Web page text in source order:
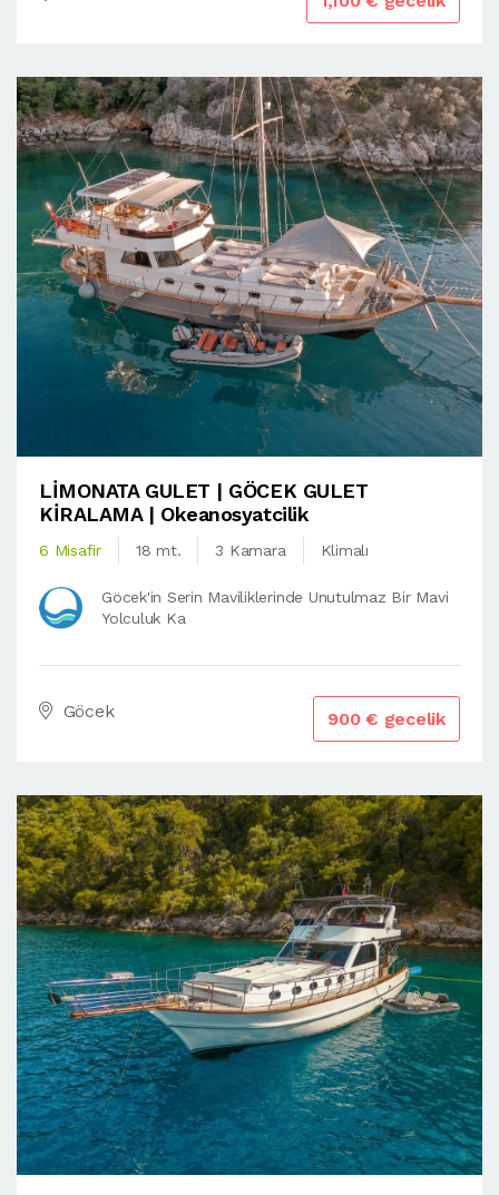
LİMONATA GULET | GÖCEK GULET
KİRALAMA | Okeanosyatcilik
6 Misafir 18 mt. 3 Kamara Klimalı
Göcek'in Serin Maviliklerinde Unutulmaz Bir Mavi
Yolculuk Ka
Göcek 900 € gecelik